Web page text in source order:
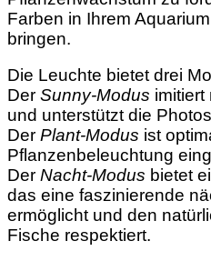
Farben in Ihrem
bringen.
Die Leuchte bietet drei
Der Sunny-Modus
und unterstützt die
Der Plant-Modus ist
Pflanzenbeleuchtung
Der Nacht-Modus bietet
das eine faszinierende
ermöglicht und den
Fische respektiert.